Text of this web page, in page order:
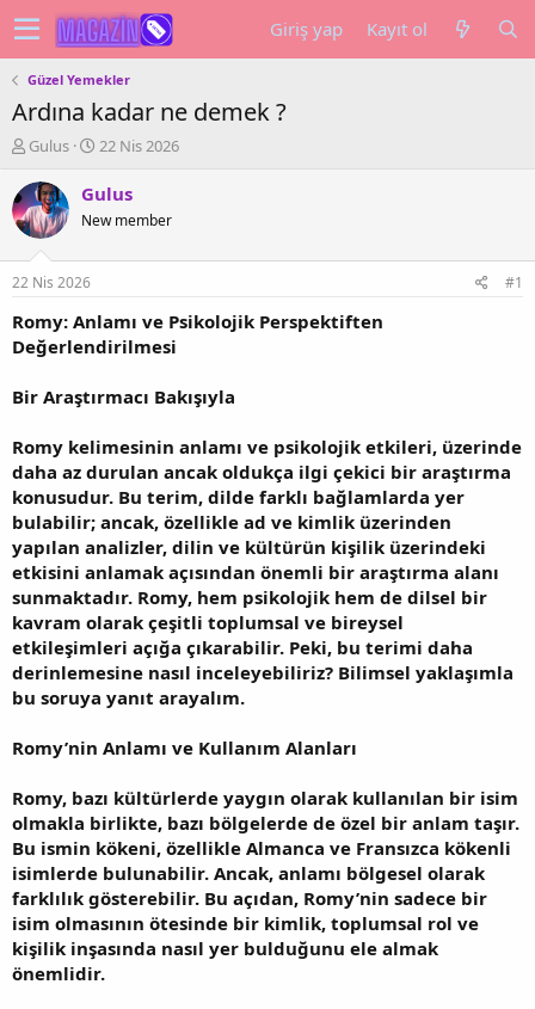
Giriş yap Kayıt ol
Güzel Yemekler
Ardına kadar ne demek ?
K
n
u
y
b
a
ş
a
a
Gulus
B
ş
a
ç
t
a
i
i
22 Nis 2026
Gulus
New member
22 Nis 2026 #1
Romy: Anlamı ve Psikolojik Perspektiften
Değerlendirilmesi
Bir Araştırmacı Bakışıyla
Romy kelimesinin anlamı ve psikolojik etkileri, üzerinde
daha az durulan ancak oldukça ilgi çekici bir araştırma
konusudur. Bu terim, dilde farklı bağlamlarda yer
bulabilir; ancak, özellikle ad ve kimlik üzerinden
yapılan analizler, dilin ve kültürün kişilik üzerindeki
etkisini anlamak açısından önemli bir araştırma alanı
sunmaktadır. Romy, hem psikolojik hem de dilsel bir
kavram olarak çeşitli toplumsal ve bireysel
etkileşimleri açığa çıkarabilir. Peki, bu terimi daha
derinlemesine nasıl inceleyebiliriz? Bilimsel yaklaşımla
bu soruya yanıt arayalım.
Romy’nin Anlamı ve Kullanım Alanları
Romy, bazı kültürlerde yaygın olarak kullanılan bir isim
olmakla birlikte, bazı bölgelerde de özel bir anlam taşır.
Bu ismin kökeni, özellikle Almanca ve Fransızca kökenli
isimlerde bulunabilir. Ancak, anlamı bölgesel olarak
farklılık gösterebilir. Bu açıdan, Romy’nin sadece bir
isim olmasının ötesinde bir kimlik, toplumsal rol ve
kişilik inşasında nasıl yer bulduğunu ele almak
önemlidir.